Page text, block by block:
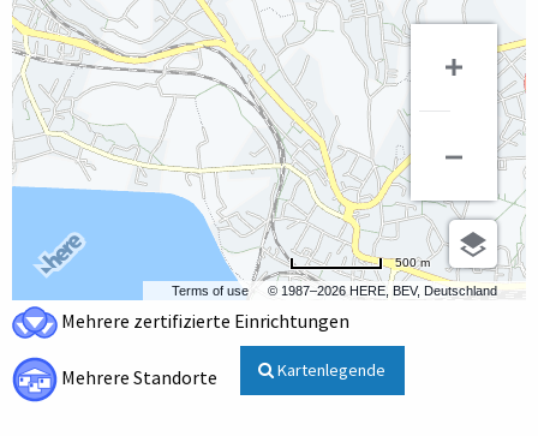
Terms of use © 1987–2026 HERE, BEV, Deutschland
500 m
Mehrere zertifizierte Einrichtungen
Mehrere Standorte Kartenlegende